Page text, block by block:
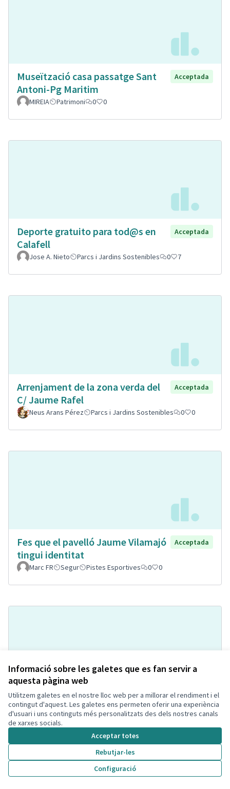
Informació sobre les galetes que es fan servir a
aquesta pàgina web
Utilitzem galetes en el nostre lloc web per a millorar el rendiment i el
contingut d'aquest. Les galetes ens permeten oferir una experiència
d'usuari i uns continguts més personalitzats des dels nostres canals
de xarxes socials.
Acceptar totes
Rebutjar-les
Configuració
Museïtzació casa passatge Sant
Antoni-Pg Maritim
Acceptada
MIREIA Patrimoni 0 0
Deporte gratuito para tod@s en
Calafell
Acceptada
Jose A. Nieto Parcs i Jardins Sostenibles 0 7
Arrenjament de la zona verda del
C/ Jaume Rafel
Acceptada
Neus Arans Pérez Parcs i Jardins Sostenibles 0 0
Fes que el pavelló Jaume Vilamajó
tingui identitat
Acceptada
Marc FR Segur Pistes Esportives 0 0
Pipi-can a la Bòbila de Calafell
Acceptada
Montse Hill
Espai per mascotes 0 2